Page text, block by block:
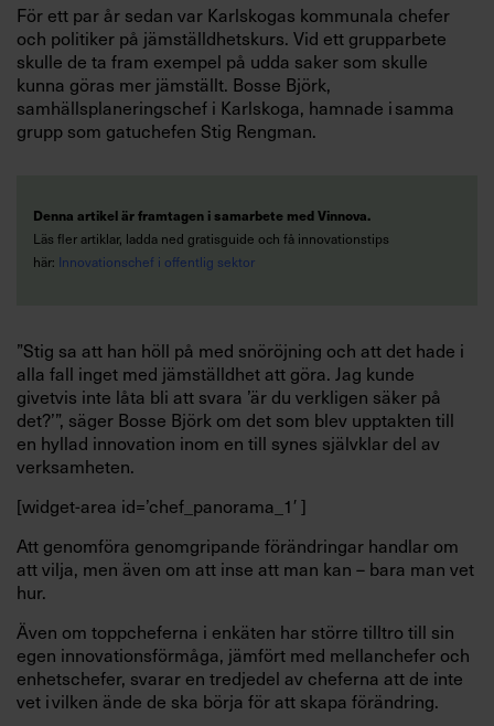
För ett par år sedan var Karlskogas kommunala chefer
och politiker på jämställdhetskurs. Vid ett grupparbete
skulle de ta fram exempel på udda saker som skulle
kunna göras mer jämställt. Bosse Björk,
samhällsplaneringschef i Karlskoga, hamnade i samma
grupp som gatuchefen Stig Rengman.
Denna artikel är framtagen i samarbete med Vinnova.
Läs fler artiklar, ladda ned gratisguide och få innovationstips
här: Innovationschef i offentlig sektor
”Stig sa att han höll på med snöröjning och att det hade i
alla fall inget med jämställdhet att göra. Jag kunde
givetvis inte låta bli att svara ’är du verkligen säker på
det?’”, säger Bosse Björk om det som blev upptakten till
en hyllad innovation inom en till synes självklar del av
verksamheten.
[widget-area id=’chef_panorama_1′ ]
Att genomföra genomgripande förändringar handlar om
att vilja, men även om att inse att man kan – bara man vet
hur.
Även om toppcheferna i enkäten har större tilltro till sin
egen innovationsförmåga, jämfört med mellanchefer och
enhetschefer, svarar en tredjedel av cheferna att de inte
vet i vilken ände de ska börja för att skapa förändring.